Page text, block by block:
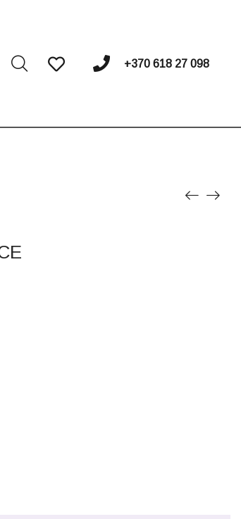
+370 618 27 098